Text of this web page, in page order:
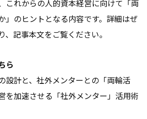
これからの人的資本経営に向けて「両
」のヒントとなる内容です。詳細はぜ
、記事本文をご覧ください。
ら
設計と、社外メンターとの「両輪活
を加速させる「社外メンター」活用術